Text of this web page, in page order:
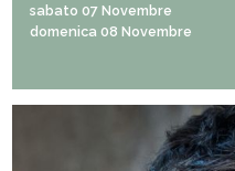
sabato 07 Novembre
domenica 08 Novembre